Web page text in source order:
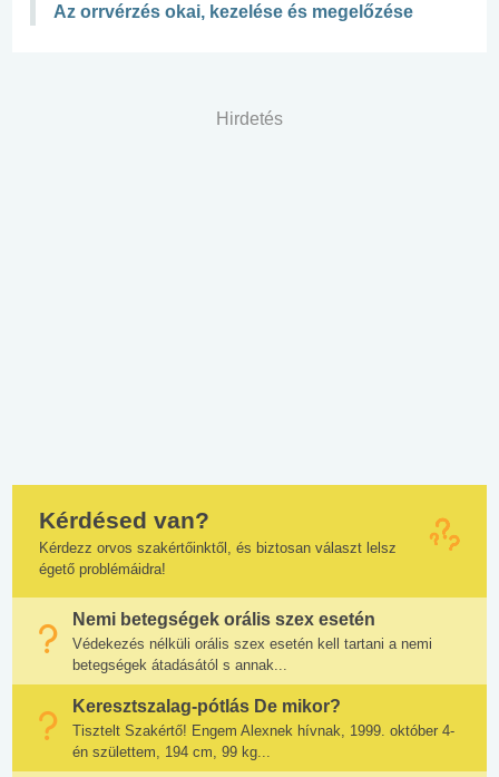
Az orrvérzés okai, kezelése és megelőzése
Hirdetés
Kérdésed van?
Kérdezz orvos szakértőinktől, és biztosan választ lelsz
égető problémáidra!
Nemi betegségek orális szex esetén
Védekezés nélküli orális szex esetén kell tartani a nemi
betegségek átadásától s annak...
Keresztszalag-pótlás De mikor?
Tisztelt Szakértő! Engem Alexnek hívnak, 1999. október 4-
én születtem, 194 cm, 99 kg...